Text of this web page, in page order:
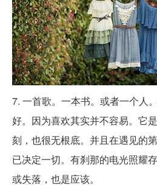
7. 一首歌。一本书。或者一个人
好。因为喜欢其实并不容易。它
刻，也很无根底。并且在遇见的
已决定一切。有刹那的电光照耀
或失落，也是应该。